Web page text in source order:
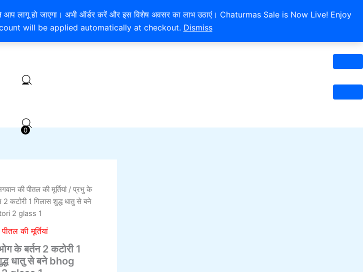
आप लागू हो जाएगा। अभी ऑर्डर करें और इस विशेष अवसर का लाभ उठाएं। Chaturmas Sale is Now Live! Enjoy
will be applied automatically at checkout. Dismiss
OFF ON ONLINE PAYMENT
0
0
की पीतल की मूर्तियां/ प्रभु के
2 कटोरी 1 गिलास शुद्ध धातु से बने
2 glass 1
की मूर्तियां
के बर्तन 2 कटोरी 1
धातु से बने bhog
Original
price
was:
₹801.00.
Current
₹401.00.